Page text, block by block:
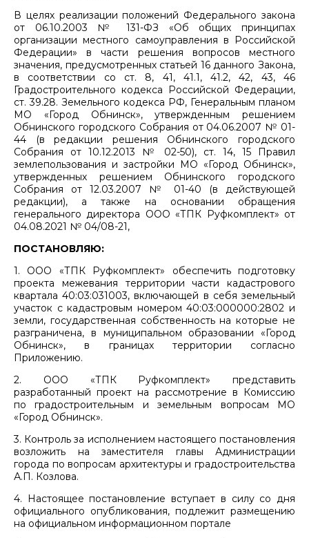
В целях реализации положений Федерального закона
от 06.10.2003 № 131-ФЗ «Об общих принципах
организации местного самоуправления в Российской
Федерации» в части решения вопросов местного
значения, предусмотренных статьей 16 данного Закона,
в соответствии со ст. 8, 41, 41.1, 41.2, 42, 43, 46
Градостроительного кодекса Российской Федерации,
ст. 39.28. Земельного кодекса РФ, Генеральным планом
МО «Город Обнинск», утвержденным решением
Обнинского городского Собрания от 04.06.2007 № 01-
44 (в редакции решения Обнинского городского
Собрания от 10.12.2013 № 02-50), ст. 14, 15 Правил
землепользования и застройки МО «Город Обнинск»,
утвержденных решением Обнинского городского
Собрания от 12.03.2007 № 01-40 (в действующей
редакции), а также на основании обращения
генерального директора ООО «ТПК Руфкомплект» от
04.08.2021 № 04/08-21,
ПОСТАНОВЛЯЮ:
1. ООО «ТПК Руфкомплект» обеспечить подготовку
проекта межевания территории части кадастрового
квартала 40:03:031003, включающей в себя земельный
участок с кадастровым номером 40:03:000000:2802 и
земли, государственная собственность на которые не
разграничена, в муниципальном образовании «Город
Обнинск», в границах территории согласно
Приложению.
2. ООО «ТПК Руфкомплект» представить
разработанный проект на рассмотрение в Комиссию
по градостроительным и земельным вопросам МО
«Город Обнинск».
3. Контроль за исполнением настоящего постановления
возложить на заместителя главы Администрации
города по вопросам архитектуры и градостроительства
А.П. Козлова.
4. Настоящее постановление вступает в силу со дня
официального опубликования, подлежит размещению
на официальном информационном портале